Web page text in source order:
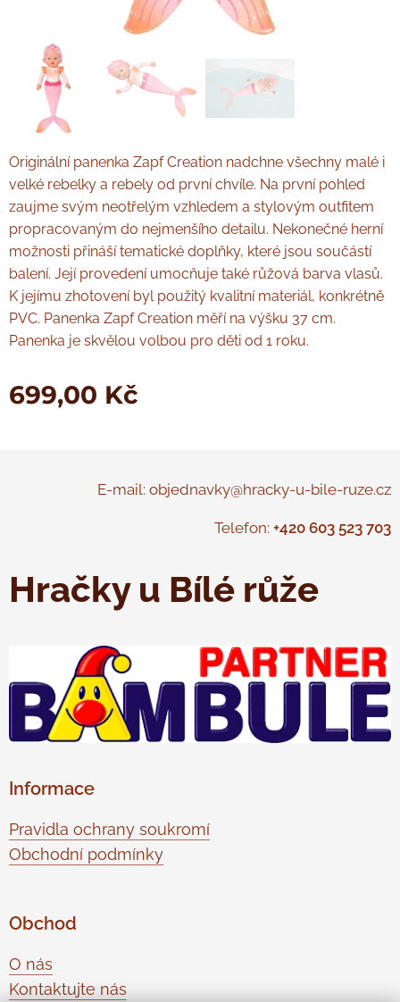
Originální panenka Zapf Creation nadchne všechny malé i
velké rebelky a rebely od první chvíle. Na první pohled
zaujme svým neotřelým vzhledem a stylovým outfitem
propracovaným do nejmenšího detailu. Nekonečné herní
možnosti přináší tematické doplňky, které jsou součástí
balení. Její provedení umocňuje také růžová barva vlasů.
K jejímu zhotovení byl použitý kvalitní materiál, konkrétně
PVC­. Panenka Zapf Creation měří na výšku 37 cm.
Panenka je skvělou volbou pro děti od 1 roku.
699,00 Kč
E-mail: objednavky@hracky-u-bile-ruze.cz
Telefon: +420 603 523 703
Hračky u Bílé růže
Informace
Pravidla ochrany soukromí
Obchodní podmínky
Obchod
O nás
Kontaktujte nás